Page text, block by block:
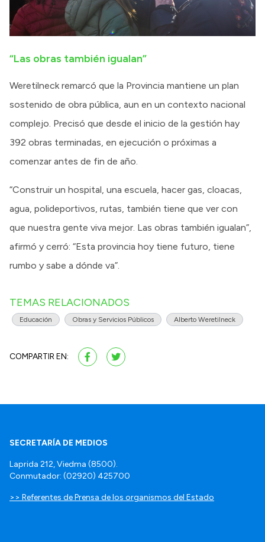
“Las obras también igualan”
Weretilneck remarcó que la Provincia mantiene un plan
sostenido de obra pública, aun en un contexto nacional
complejo. Precisó que desde el inicio de la gestión hay
392 obras terminadas, en ejecución o próximas a
comenzar antes de fin de año.
“Construir un hospital, una escuela, hacer gas, cloacas,
agua, polideportivos, rutas, también tiene que ver con
que nuestra gente viva mejor. Las obras también igualan”,
afirmó y cerró: “Esta provincia hoy tiene futuro, tiene
rumbo y sabe a dónde va”.
TEMAS RELACIONADOS
Educación Obras y Servicios Públicos Alberto Weretilneck
COMPARTIR EN:
SECRETARÍA DE MEDIOS
Laprida 212, Viedma (8500).
Conmutador: (02920) 425700
>> Referentes de Prensa de los organismos del Estado